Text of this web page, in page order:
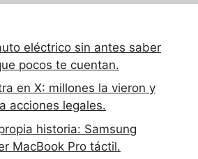
eléctrico sin antes saber
pocos te cuentan.
en X: millones la vieron y
acciones legales.
historia: Samsung
MacBook Pro táctil.